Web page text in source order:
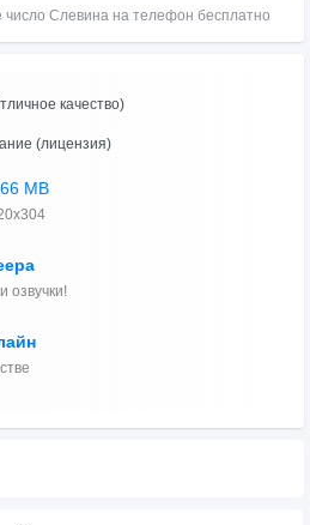
Слевина на телефон бесплатно
качество)
(лицензия)
MB
озвучки!